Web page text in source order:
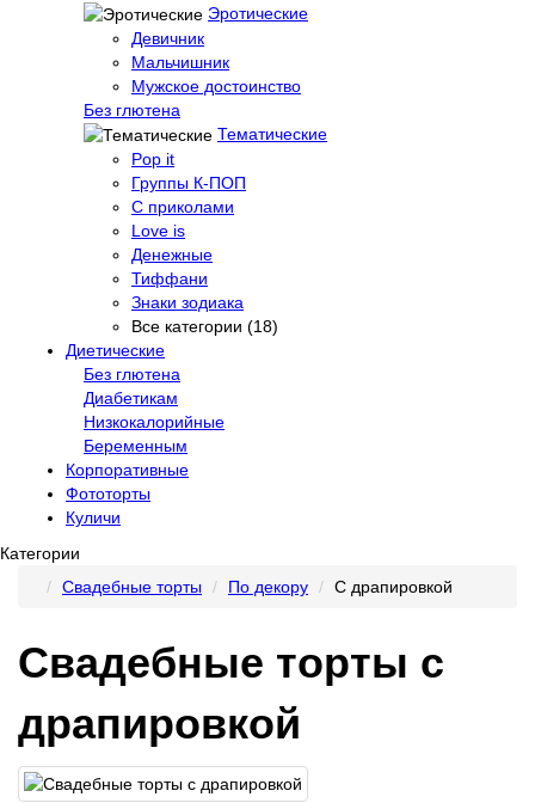
Эротические
Девичник
Мальчишник
Мужское достоинство
Без глютена
Тематические
Pop it
Группы К-ПОП
С приколами
Love is
Денежные
Тиффани
Знаки зодиака
Все категории (18)
Диетические
Без глютена
Диабетикам
Низкокалорийные
Беременным
Корпоративные
Фототорты
Куличи
Категории
Свадебные торты
По декору С драпировкой
Свадебные торты с
драпировкой